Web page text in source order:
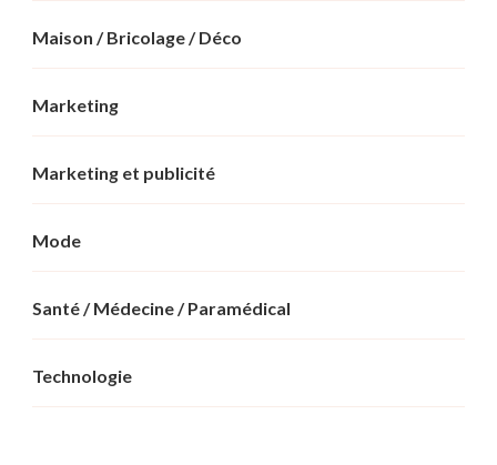
Maison / Bricolage / Déco
Marketing
Marketing et publicité
Mode
Santé / Médecine / Paramédical
Technologie